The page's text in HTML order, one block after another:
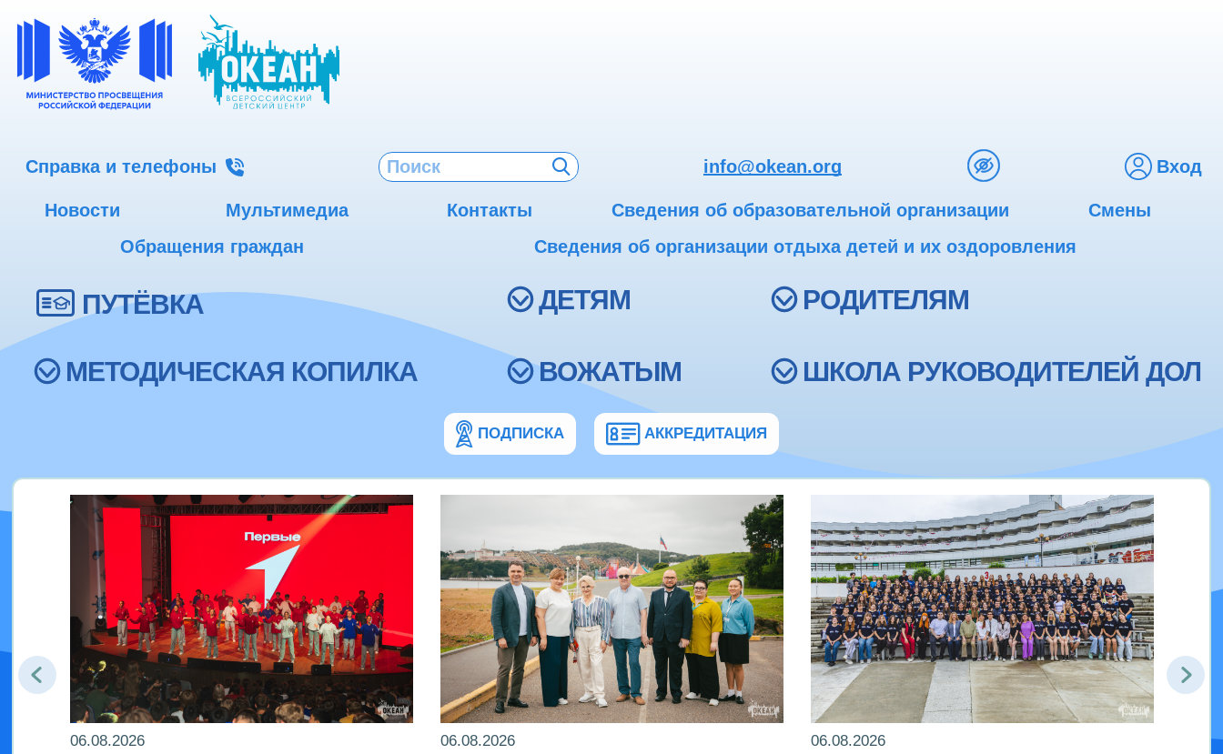
Справка и телефоны info@okean.org Вход
Новости Мультимедиа Контакты Сведения об образовательной организации
Смены
Обращения граждан
Сведения об организации отдыха детей и их оздоровления
ПУТЁВКА ДЕТЯМ РОДИТЕЛЯМ
МЕТОДИЧЕСКАЯ КОПИЛКА ВОЖАТЫМ ШКОЛА РУКОВОДИТЕЛЕЙ ДОЛ
ПОДПИСКА АККРЕДИТАЦИЯ
06.08.2026 06.08.2026 06.08.2026